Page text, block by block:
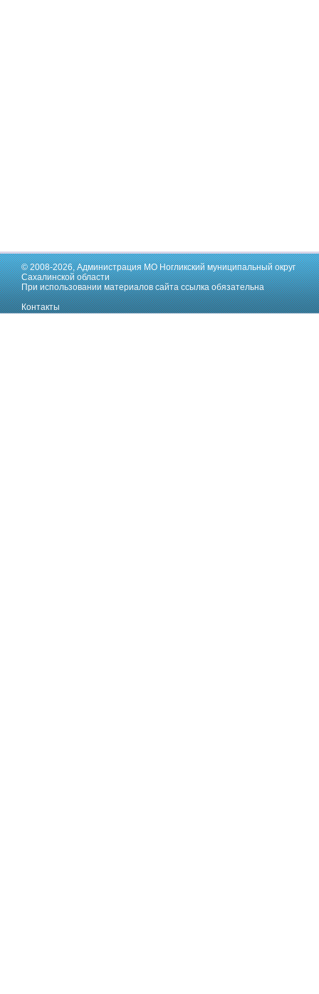
© 2008-2026,Администрация МО Ногликский муниципальный округ
Сахалинской области
При использовании материалов сайта ссылка обязательна
Контакты